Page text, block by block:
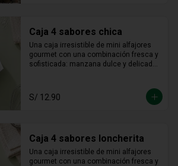
Caja 4 sabores chica
Una caja irresistible de mini alfajores
gourmet con una combinación fresca y
sofisticada: manzana dulce y delicada,
equilibrio perfecto entre acidez y
dulzura en cada bocado, ideal para
S/ 12.90
Caja 4 sabores loncherita
Una caja irresistible de mini alfajores
gourmet con una combinación fresca y